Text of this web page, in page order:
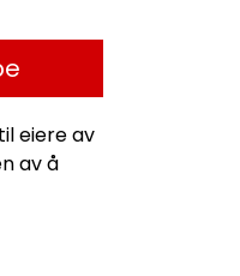
eiere av
av å